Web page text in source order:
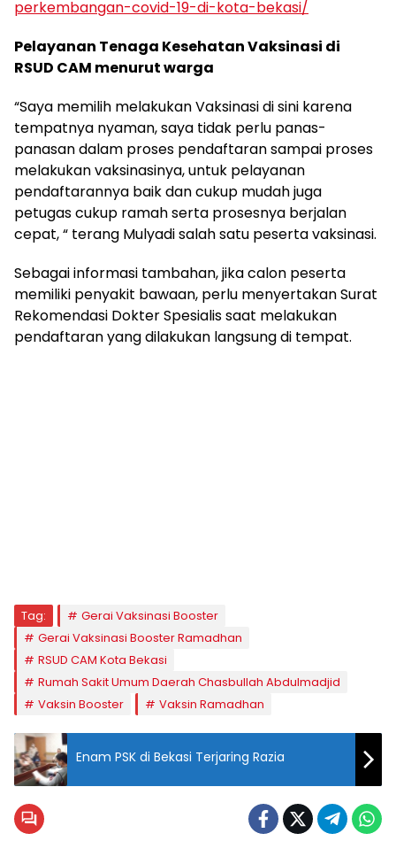
perkembangan-covid-19-di-kota-bekasi/
Pelayanan Tenaga Kesehatan Vaksinasi di
RSUD CAM menurut warga
“Saya memilih melakukan Vaksinasi di sini karena
tempatnya nyaman, saya tidak perlu panas-
panasan dalam proses pendaftaran sampai proses
melakukan vaksinasinya, untuk pelayanan
pendaftarannya baik dan cukup mudah juga
petugas cukup ramah serta prosesnya berjalan
cepat, “ terang Mulyadi salah satu peserta vaksinasi.
Sebagai informasi tambahan, jika calon peserta
memiliki penyakit bawaan, perlu menyertakan Surat
Rekomendasi Dokter Spesialis saat melakukan
pendaftaran yang dilakukan langsung di tempat.
Tag:
Gerai Vaksinasi Booster
Gerai Vaksinasi Booster Ramadhan
RSUD CAM Kota Bekasi
Rumah Sakit Umum Daerah Chasbullah Abdulmadjid
Vaksin Booster
Vaksin Ramadhan
Enam PSK di Bekasi Terjaring Razia